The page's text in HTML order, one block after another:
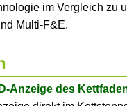
im Vergleich zu
Multi-F&E.
Anzeige des